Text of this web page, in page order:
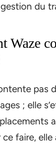
du
Waze
pas
; elle
ce faire,